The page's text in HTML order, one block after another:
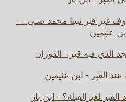
غير قبر نبينا محمد صلى... -
عثيمين
الذي فيه قبر - الفوزان
القبر - ابن عثيمين
لغيرالقِبلة؟ - ابن باز